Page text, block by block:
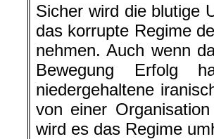
Sicher wird die blutige
das korrupte Regime
nehmen. Auch wenn
Bewegung Erfolg
niedergehaltene
von einer
wird es das Regime